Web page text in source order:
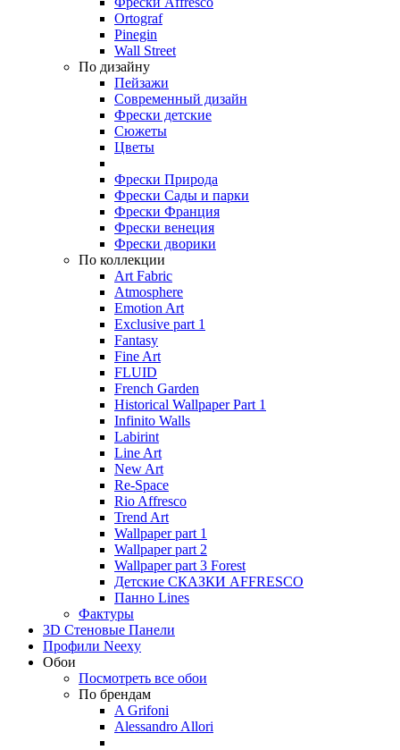
Ortograf
Pinegin
Wall Street
По дизайну
Пейзажи
Современный дизайн
Фрески детские
Сюжеты
Цветы
Фрески Природа
Фрески Сады и парки
Фрески Франция
Фрески венеция
Фрески дворики
По коллекции
Art Fabric
Atmosphere
Emotion Art
Exclusive part 1
Fantasy
Fine Art
FLUID
French Garden
Historical Wallpaper Part 1
Infinito Walls
Labirint
Line Art
New Art
Re-Space
Rio Affresco
Trend Art
Wallpaper part 1
Wallpaper part 2
Wallpaper part 3 Forest
Детские СКАЗКИ AFFRESCO
Панно Lines
Фактуры
3D Стеновые Панели
Профили Neexy
Обои
Посмотреть все обои
По брендам
A Grifoni
Alessandro Allori